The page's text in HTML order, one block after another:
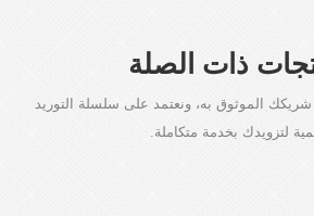
ذات الصلة
الموثوق به، ونعتمد على سلسلة التوريد
لتزويدك بخدمة متكاملة.